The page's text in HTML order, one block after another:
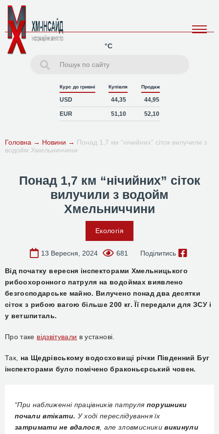
°C
Курс до гривні Купівля Продаж
USD 44,35 44,95
EUR 51,10 52,10
Головна → Новини → Понад 1,7 км “нічийних” сіток вилучили з
водойм Хмельниччини
Понад 1,7 км “нічийних” сіток
вилучили з водойм
Хмельниччини
Екологія
13 Вересня, 2024 681 Поділитись
Від початку вересня інспекторами Хмельницького
рибоохоронного патруля на водоймах виявлено
безгосподарське майно. Вилучено понад два десятки
сіток з рибою вагою більше 200 кг. Її передали для ЗСУ і
у ветшпиталь.
Про таке відзвітували в установі.
Так, на Щедрівському водосховищі річки Південний Буг
інспекторами було помічено браконьєрський човен.
“При наближенні працівників патруля порушники
почали втікати. У ході переслідування їх
затримати не вдалося , але зловмисникивикинули